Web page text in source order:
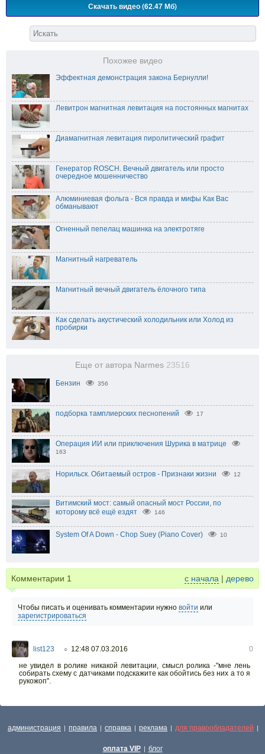
Скачать видео (62.47 Мб)
Похожее видео
Эффектная демонстрация закона Бернулли!
Левитрон магнитная левитация на постоянных магнитах
Диамагнитная левитация пиролитический графит
Генератор ROSCH. Вечный двигатель или просто
очередное мошенничество
Алюминиевая фольга - Вся правда и мифы Как Вас
обманывают
Огненный пепелац машинка на электротяге
Магнитный нагреватель
Магнитный вечный двигатель ёлочного типа
Как сделать акустический холодильник или Холод из
пробирки
Еще от автора Narmes 23516
Бензин 356
подборка тамплиерских песнопений 17
Операция ИИ или приключения Шурика в матрице
163
Норильск. Обитаемый остров - Признаки жизни 12
Витимский мост: самый опасный мост России, по
которому всё ещё ездят
146
System Of A Down - Chop Suey (Piano Cover) 10
Комментарии 1 с начала | дерево
Чтобы писать и оценивать комментарии нужно войти или
зарегистрироваться
list123 ○ 12:48 07.03.2016
0
не увидел в ролике никакой левитации, смысл ролика -"мне лень
собирать схему с датчиками подскажите как обойтись без них а то я
рукожоп".
администрация | правила | справка | реклама | для правообладателей |
оплата VIP | блог